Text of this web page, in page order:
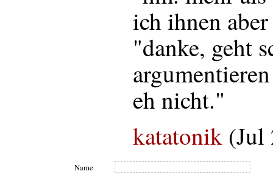
ich ihnen
"danke, geht
eh nicht."
katatonik (Jul
Name